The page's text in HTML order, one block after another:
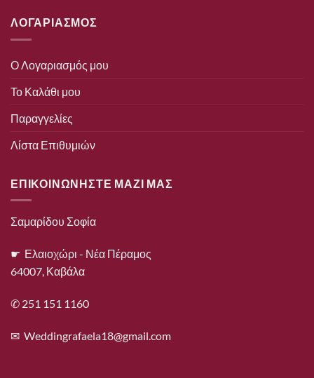
ΛΟΓΑΡΙΑΣΜΟΣ
Ο Λογαριασμός μου
Το Καλάθι μου
Παραγγελίες
Λίστα Επιθυμιών
ΕΠΙΚΟΙΝΩΝΗΣΤΕ ΜΑΖΙ ΜΑΣ
Σαμαρίδου Σοφία
☛ Ελαιοχώρι - Νέα Πέραμος
64007, Καβάλα
✆ 251 151 1160
✉ Weddingrafaela18@gmail.com